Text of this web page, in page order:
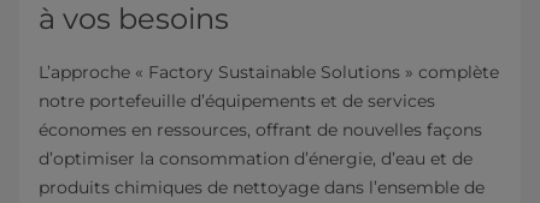
à vos besoins
L’approche « Factory Sustainable Solutions » complète
notre portefeuille d’équipements et de services
économes en ressources, offrant de nouvelles façons
d’optimiser la consommation d’énergie, d’eau et de
produits chimiques de nettoyage dans l’ensemble de